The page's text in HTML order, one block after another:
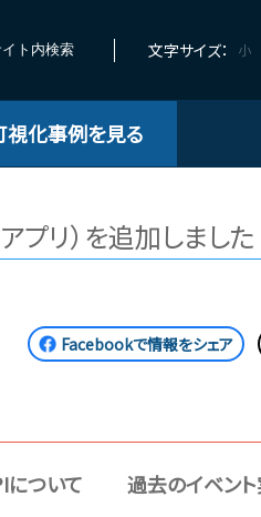
ト内検索 文字サイズ： 小
視化事例を見る
プリ）を追加しました
Facebookで情報をシェア
について 過去のイベン